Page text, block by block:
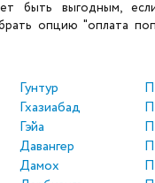
быть выгодным,
опцию "оплата
Гунтур
Гхазиабад
Гэйа
Давангер
Дамох